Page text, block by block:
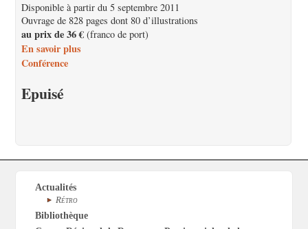
Disponible à partir du 5 septembre 2011
Ouvrage de 828 pages dont 80 d’illustrations
au prix de 36 € (franco de port)
En savoir plus
Conférence
Epuisé
Actualités
Rétro
Bibliothèque